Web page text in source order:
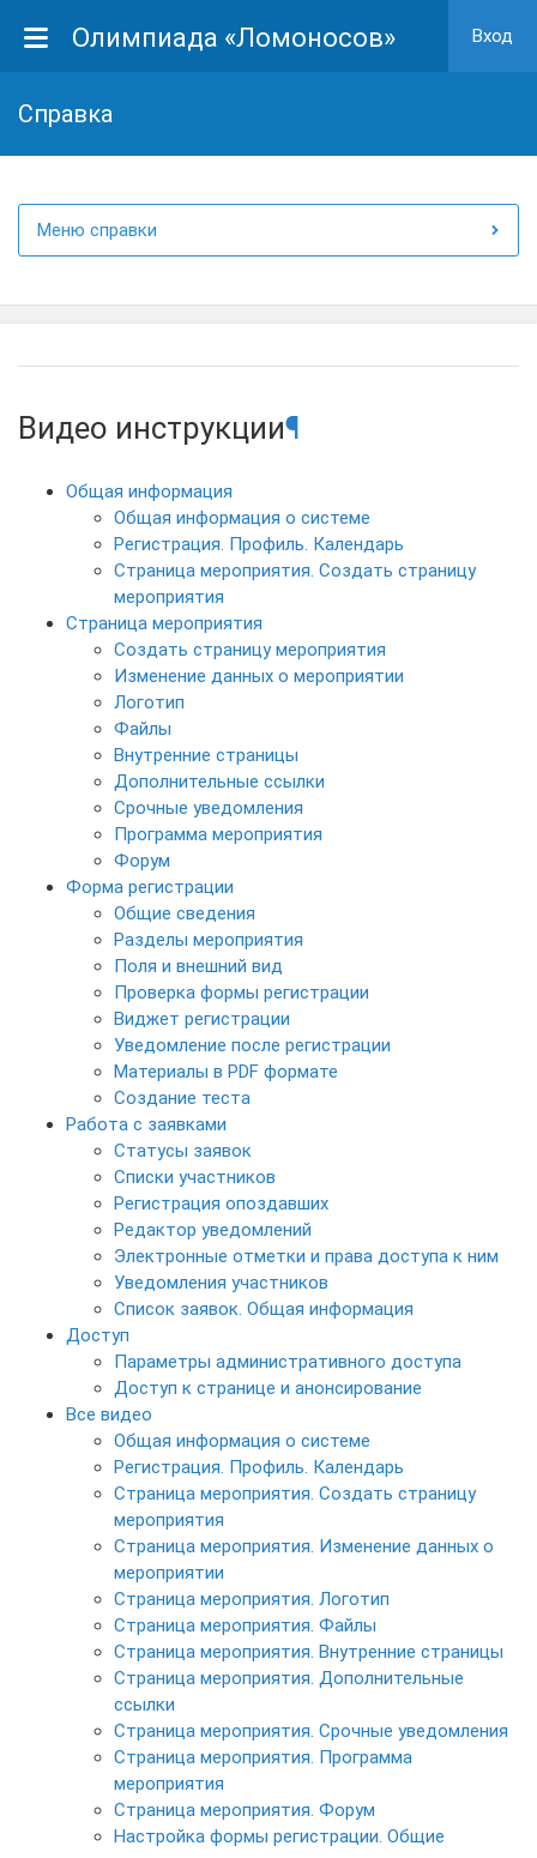
Олимпиада «Ломоносов» Вход
Cправка
Меню справки
Видео инструкции¶
Общая информация
Общая информация о системе
Регистрация. Профиль. Календарь
Страница мероприятия. Создать страницу
мероприятия
Страница мероприятия
Создать страницу мероприятия
Изменение данных о мероприятии
Логотип
Файлы
Внутренние страницы
Дополнительные ссылки
Срочные уведомления
Программа мероприятия
Форум
Форма регистрации
Общие сведения
Разделы мероприятия
Поля и внешний вид
Проверка формы регистрации
Виджет регистрации
Уведомление после регистрации
Материалы в PDF формате
Создание теста
Работа с заявками
Статусы заявок
Списки участников
Регистрация опоздавших
Редактор уведомлений
Электронные отметки и права доступа к ним
Уведомления участников
Список заявок. Общая информация
Доступ
Параметры административного доступа
Доступ к странице и анонсирование
Все видео
Общая информация о системе
Регистрация. Профиль. Календарь
Страница мероприятия. Создать страницу
мероприятия
Страница мероприятия. Изменение данных о
мероприятии
Страница мероприятия. Логотип
Страница мероприятия. Файлы
Страница мероприятия. Внутренние страницы
Страница мероприятия. Дополнительные
ссылки
Страница мероприятия. Срочные уведомления
Страница мероприятия. Программа
мероприятия
Страница мероприятия. Форум
Настройка формы регистрации. Общие